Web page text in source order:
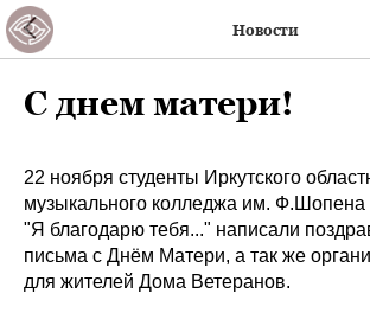
Новости
С днем матери!
22 ноября студенты Иркутского
музыкального колледжа им. Ф.Шопена
"Я благодарю тебя..." написали
письма с Днём Матери, а так же
для жителей Дома Ветеранов.